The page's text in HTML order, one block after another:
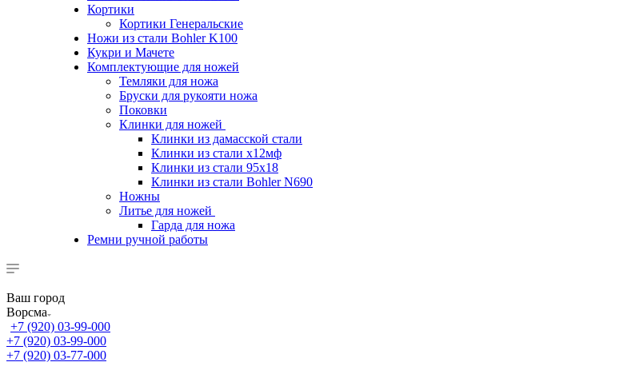
Кортики
Кортики Генеральские
Ножи из стали Bohler K100
Кукри и Мачете
Комплектующие для ножей
Темляки для ножа
Бруски для рукояти ножа
Поковки
Клинки для ножей
Клинки из дамасской стали
Клинки из стали х12мф
Клинки из стали 95х18
Клинки из стали Bohler N690
Ножны
Литье для ножей
Гарда для ножа
Ремни ручной работы
Ваш город
Ворсма
+7 (920) 03-99-000
+7 (920) 03-99-000
+7 (920) 03-77-000